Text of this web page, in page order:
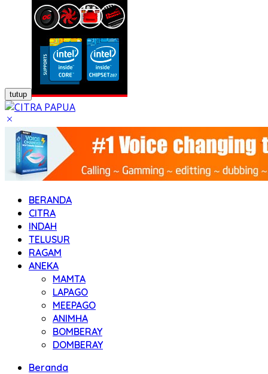
tutup
BERANDA
CITRA
INDAH
TELUSUR
RAGAM
ANEKA
MAMTA
LAPAGO
MEEPAGO
ANIMHA
BOMBERAY
DOMBERAY
Beranda